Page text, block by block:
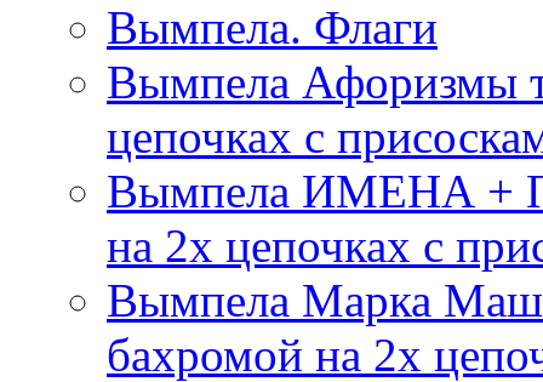
Вымпела. Флаги
Вымпела Афоризмы
цепочках с
Вымпела ИМЕНА +
на 2х цепочках с
Вымпела Марка
бахромой на 2х